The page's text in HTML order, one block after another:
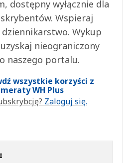
dostępny wyłącznie dla
Wspieraj
Wykup
nieograniczony
naszego portalu.
wszystkie korzyści z
WH Plus
Zaloguj się.